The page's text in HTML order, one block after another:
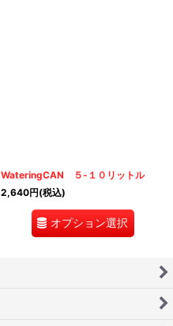
WateringCAN ５-１０リットル
2,640円(税込)
オプション選択